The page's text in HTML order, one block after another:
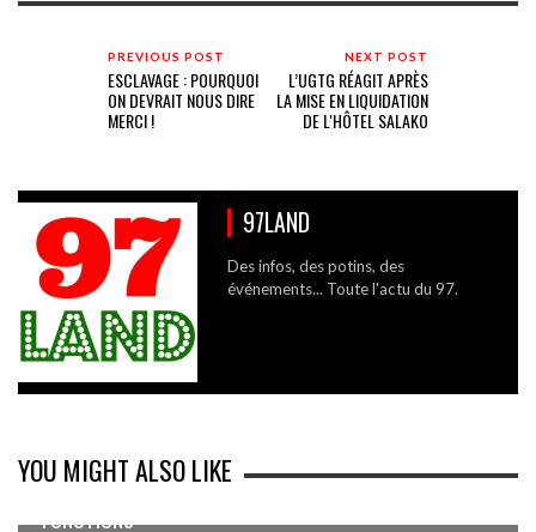
PREVIOUS POST
ESCLAVAGE : POURQUOI
ON DEVRAIT NOUS DIRE
MERCI !
NEXT POST
L’UGTG RÉAGIT APRÈS
LA MISE EN LIQUIDATION
DE L'HÔTEL SALAKO
97LAND
Des infos, des potins, des
événements... Toute l'actu du 97.
YOU MIGHT ALSO LIKE
LE DIRECTEUR DU CHU DE MARTINIQUE QUITTE SES
FONCTIONS